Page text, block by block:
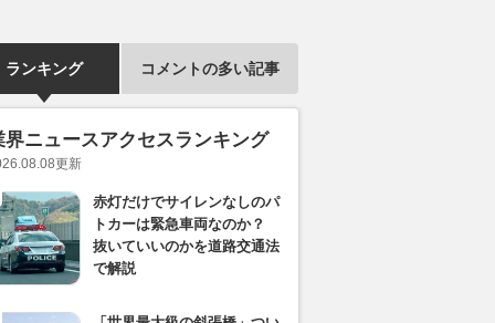
ランキング コメントの多い記事
界ニュースアクセスランキング
更新
赤灯だけでサイレンなしのパ
トカーは緊急車両なのか？
抜いていいのかを道路交通法
で解説